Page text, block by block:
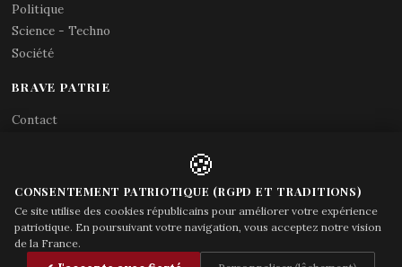
Politique
Science - Techno
Société
BRAVE PATRIE
Contact
Acces gouvernement
© Brave Patrie + friends—
🍪
CONSENTEMENT PATRIOTIQUE (RGPD ET TRADITIONS)
Ce site utilise des cookies républicains pour améliorer votre expérience
patriotique. En poursuivant votre navigation, vous acceptez notre vision
de la France.